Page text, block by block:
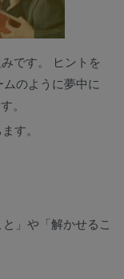
です。 ヒントを
ムのように夢中に
。
す。
」や「解かせるこ